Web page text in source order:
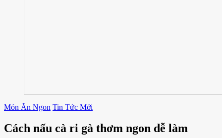
Món Ăn Ngon Tin Tức Mới
Cách nấu cà ri gà thơm ngon dễ làm